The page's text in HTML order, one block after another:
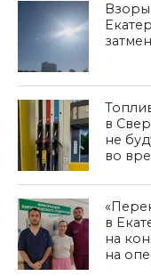
Взоры
в
не
во
в
на
на